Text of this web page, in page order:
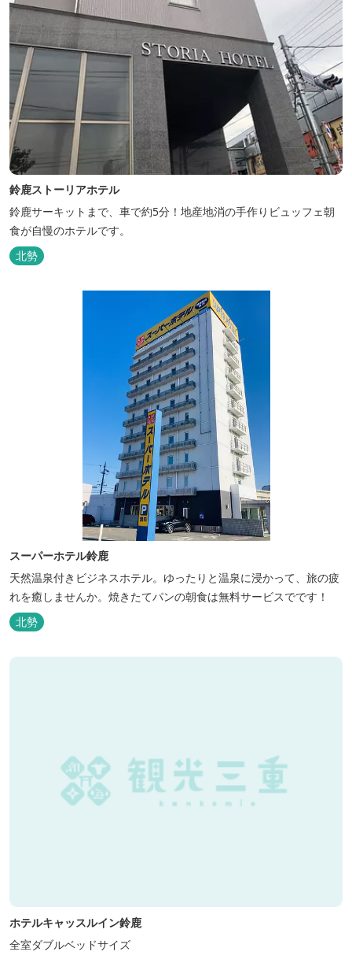
鈴鹿ストーリアホテル
鈴鹿サーキットまで、車で約5分！地産地消の手作りビュッフェ朝
食が自慢のホテルです。
北勢
スーパーホテル鈴鹿
天然温泉付きビジネスホテル。ゆったりと温泉に浸かって、旅の疲
れを癒しませんか。焼きたてパンの朝食は無料サービスでです！
北勢
ホテルキャッスルイン鈴鹿
全室ダブルベッドサイズ